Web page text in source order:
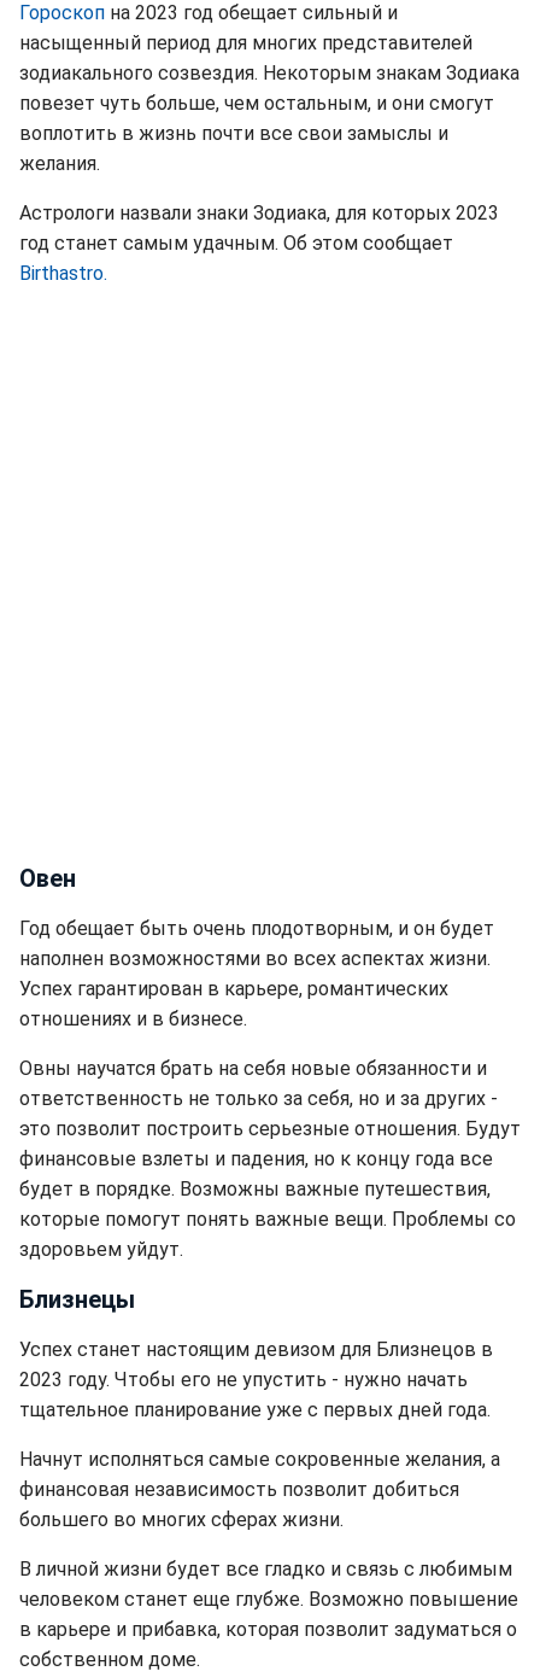
Гороскоп на 2023 год обещает сильный и
насыщенный период для многих представителей
зодиакального созвездия. Некоторым знакам Зодиака
повезет чуть больше, чем остальным, и они смогут
воплотить в жизнь почти все свои замыслы и
желания.
Астрологи назвали знаки Зодиака, для которых 2023
год станет самым удачным. Об этом сообщает
Birthastro.
Овен
Год обещает быть очень плодотворным, и он будет
наполнен возможностями во всех аспектах жизни.
Успех гарантирован в карьере, романтических
отношениях и в бизнесе.
Овны научатся брать на себя новые обязанности и
ответственность не только за себя, но и за других -
это позволит построить серьезные отношения. Будут
финансовые взлеты и падения, но к концу года все
будет в порядке. Возможны важные путешествия,
которые помогут понять важные вещи. Проблемы со
здоровьем уйдут.
Близнецы
Успех станет настоящим девизом для Близнецов в
2023 году. Чтобы его не упустить - нужно начать
тщательное планирование уже с первых дней года.
Начнут исполняться самые сокровенные желания, а
финансовая независимость позволит добиться
большего во многих сферах жизни.
В личной жизни будет все гладко и связь с любимым
человеком станет еще глубже. Возможно повышение
в карьере и прибавка, которая позволит задуматься о
собственном доме.